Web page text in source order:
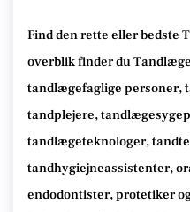
Find den rette eller bedste
overblik finder du
tandlægefaglige personer,
tandplejere,
tandlægeteknologer,
tandhygiejneassistenter,
endodontister, protetiker